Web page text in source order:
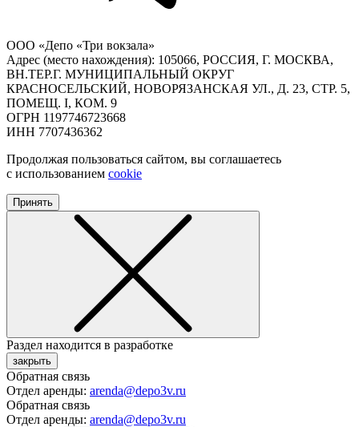
ООО «Депо «Три вокзала»
Адрес (место нахождения): 105066, РОССИЯ, Г. МОСКВА,
ВН.ТЕР.Г. МУНИЦИПАЛЬНЫЙ ОКРУГ
КРАСНОСЕЛЬСКИЙ, НОВОРЯЗАНСКАЯ УЛ., Д. 23, СТР. 5,
ПОМЕЩ. I, КОМ. 9
ОГРН 1197746723668
ИНН 7707436362
Продолжая пользоваться сайтом, вы соглашаетесь
с использованием cookie
Принять
Раздел находится в разработке
закрыть
Обратная связь
Отдел аренды: arenda@depo3v.ru
Обратная связь
Отдел аренды: arenda@depo3v.ru